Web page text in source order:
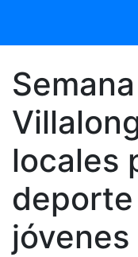
locales
jóvenes